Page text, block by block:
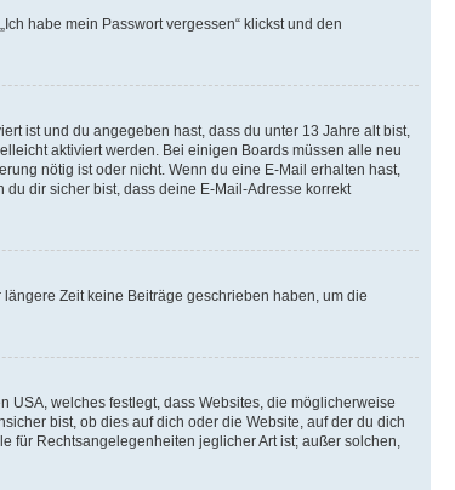
habe mein Passwort vergessen“ klickst und den
ist und du angegeben hast, dass du unter 13 Jahre alt bist,
aktiviert werden. Bei einigen Boards müssen alle neu
nötig ist oder nicht. Wenn du eine E-Mail erhalten hast,
dir sicher bist, dass deine E-Mail-Adresse korrekt
Zeit keine Beiträge geschrieben haben, um die
USA, welches festlegt, dass Websites, die möglicherweise
bist, ob dies auf dich oder die Website, auf der du dich
für Rechtsangelegenheiten jeglicher Art ist; außer solchen,